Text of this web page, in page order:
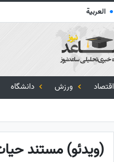
● العربية
اقتصاد ورزش دانشگاه
(ویدئو) مستند